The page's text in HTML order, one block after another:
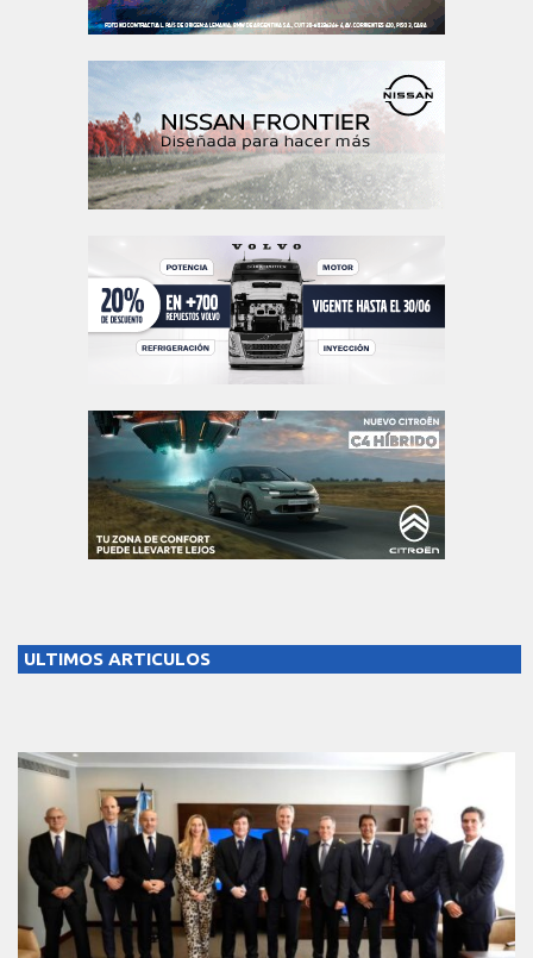
ULTIMOS ARTICULOS